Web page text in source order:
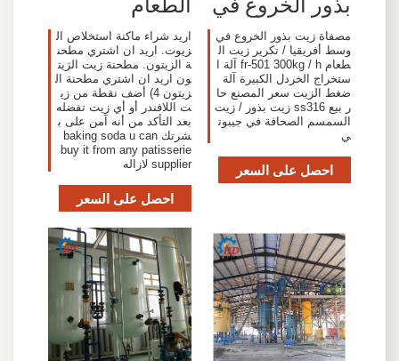
مصفاة زيت بذور الخروع في
وسط أفريقيا / تكرير زيت ال
طعام fr-501 300kg / h آلة ا
ستخراج الخردل الكبيرة آلة
ضغط الزيت سعر المصنع حا
ر بيع ss316 زيت بذور / زيت
السمسم الصحافة في جيبوت
ي
احصل على السعر
اريد شراء ماكنة استخلاص ال
زيوت. اريد ان اشتري مطحن
ة الزيتون. مطحنة زيت الزيت
ون اريد ان اشتري مطحنة ال
زيتون 4) أضف نقطة من زي
ت اللافندر أو أي زيت تفضله
بعد التأكد من أنه آمن على ب
شرتك baking soda u can
buy it from any patisserie
supplier لازاله
احصل على السعر